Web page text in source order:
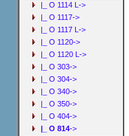
|_ O 1114 L->
|_ O 1117->
|_ O 1117 L->
|_ O 1120->
|_ O 1120 L->
|_ O 303->
|_ O 304->
|_ O 340->
|_ O 350->
|_ O 404->
|_ O 814->